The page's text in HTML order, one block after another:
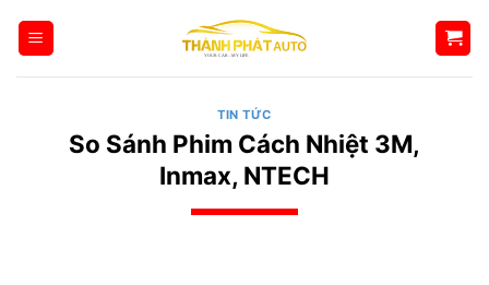
qua
TIN TỨC
So Sánh Phim Cách Nhiệt 3M,
Inmax, NTECH